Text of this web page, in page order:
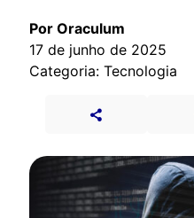
Por Oraculum
17 de junho de 2025
Categoria: Tecnologia